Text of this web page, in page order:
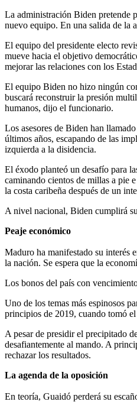
La administración Biden pretende
nuevo equipo. En una salida de la
El equipo del presidente electo
mueve hacia el objetivo
mejorar las relaciones con los
El equipo Biden no hizo ningún
buscará reconstruir la presión
humanos, dijo el funcionario.
Los asesores de Biden han
últimos años, escapando de las
izquierda a la disidencia.
El éxodo planteó un desafío para
caminando cientos de millas a pie
la costa caribeña después de un
A nivel nacional, Biden cumplirá
Peaje económico
Maduro ha manifestado su interés
la nación. Se espera que la
Los bonos del país con
Uno de los temas más espinosos
principios de 2019, cuando tomó
A pesar de presidir el precipitado
desafiantemente al mando. A
rechazar los resultados.
La agenda de la oposición
En teoría, Guaidó perderá su